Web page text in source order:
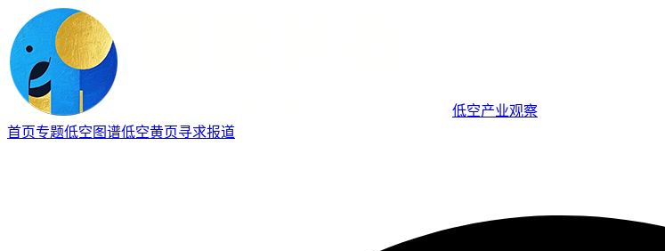
低空产业观察
首页专题低空图谱低空黄页寻求报道